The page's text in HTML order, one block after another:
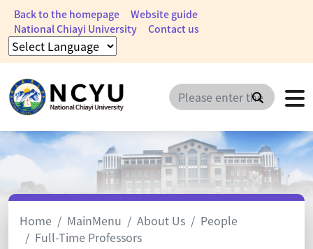
Back to the homepage
Website guide
National Chiayi University
Contact us
Search
Home MainMenu About Us
People
Full-Time Professors